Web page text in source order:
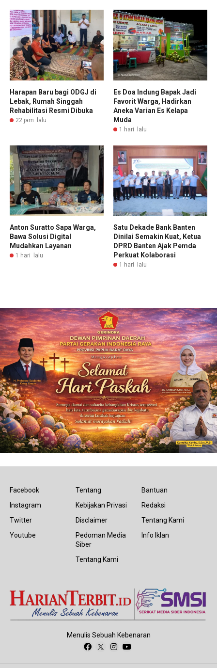
Harapan Baru bagi ODGJ di
Lebak, Rumah Singgah
Rehabilitasi Resmi Dibuka
22 jam lalu
Es Doa Indung Bapak Jadi
Favorit Warga, Hadirkan
Aneka Varian Es Kelapa
Muda
1 hari lalu
Anton Suratto Sapa Warga,
Bawa Solusi Digital
Mudahkan Layanan
1 hari lalu
Satu Dekade Bank Banten
Dinilai Semakin Kuat, Ketua
DPRD Banten Ajak Pemda
Perkuat Kolaborasi
1 hari lalu
Facebook
Instagram
Twitter
Youtube
Tentang
Kebijakan Privasi
Disclaimer
Pedoman Media
Siber
Tentang Kami
Bantuan
Redaksi
Tentang Kami
Info Iklan
Menulis Sebuah Kebenaran